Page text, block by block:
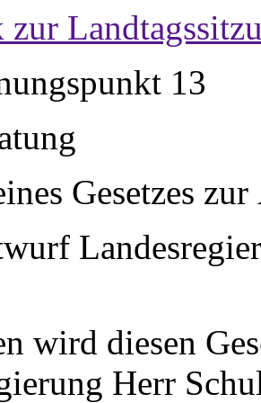
zur
13
Gesetzes
wird diesen
Herr